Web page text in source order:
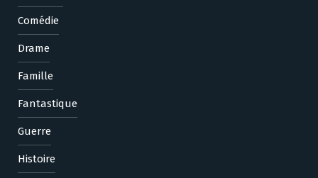
Comédie
Drame
Famille
Fantastique
Guerre
Histoire